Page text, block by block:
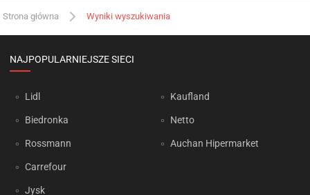
Strona główna Wyniki wyszukiwania
NAJPOPULARNIEJSZE SIECI
Lidl
Biedronka
Rossmann
Carrefour
Jysk
Kaufland
Netto
Auchan Hipermarket